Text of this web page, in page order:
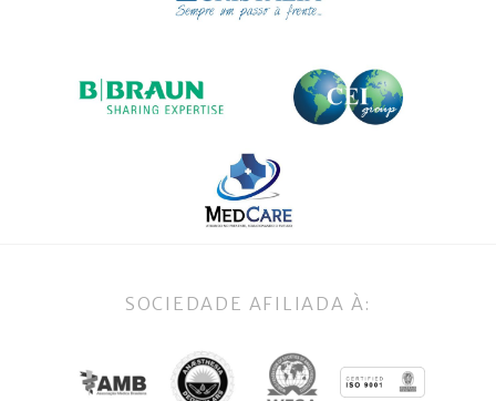
SOCIEDADE AFILIADA À: